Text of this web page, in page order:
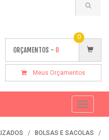
ORÇAMENTOS - 0
0
Meus Orçamentos
Toggle
BOLSAS E SACOLAS